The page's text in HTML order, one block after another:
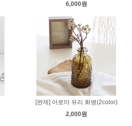
6,000원
[완제] 아로마 유리 화병(2color)
2,000원